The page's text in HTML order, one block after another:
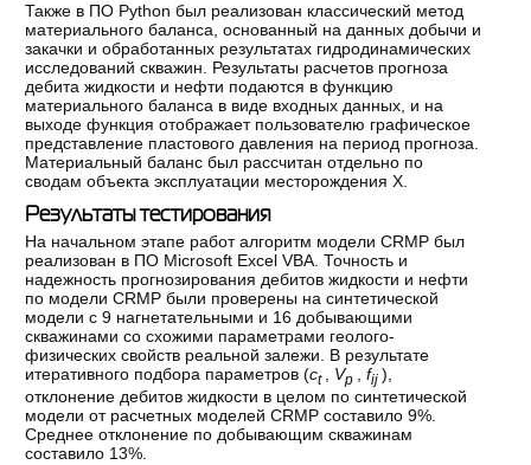
Также в ПО Python был реализован классический метод
материального баланса, основанный на данных добычи и
закачки и обработанных результатах гидродинамических
исследований скважин. Результаты расчетов прогноза
дебита жидкости и нефти подаются в функцию
материального баланса в виде входных данных, и на
выходе функция отображает пользователю графическое
представление пластового давления на период прогноза.
Материальный баланс был рассчитан отдельно по
сводам объекта эксплуатации месторождения Х.
Результаты тестирования
На начальном этапе работ алгоритм модели CRMP был
реализован в ПО Microsoft Excel VBA. Точность и
надежность прогнозирования дебитов жидкости и нефти
по модели CRMP были проверены на синтетической
модели с 9 нагнетательными и 16 добывающими
скважинами со схожими параметрами геолого-
физических свойств реальной залежи. В результате
итеративного подбора параметров (ct , Vp ,fij),
отклонение дебитов жидкости в целом по синтетической
модели от расчетных моделей CRMP составило 9%.
Среднее отклонение по добывающим скважинам
составило 13%.